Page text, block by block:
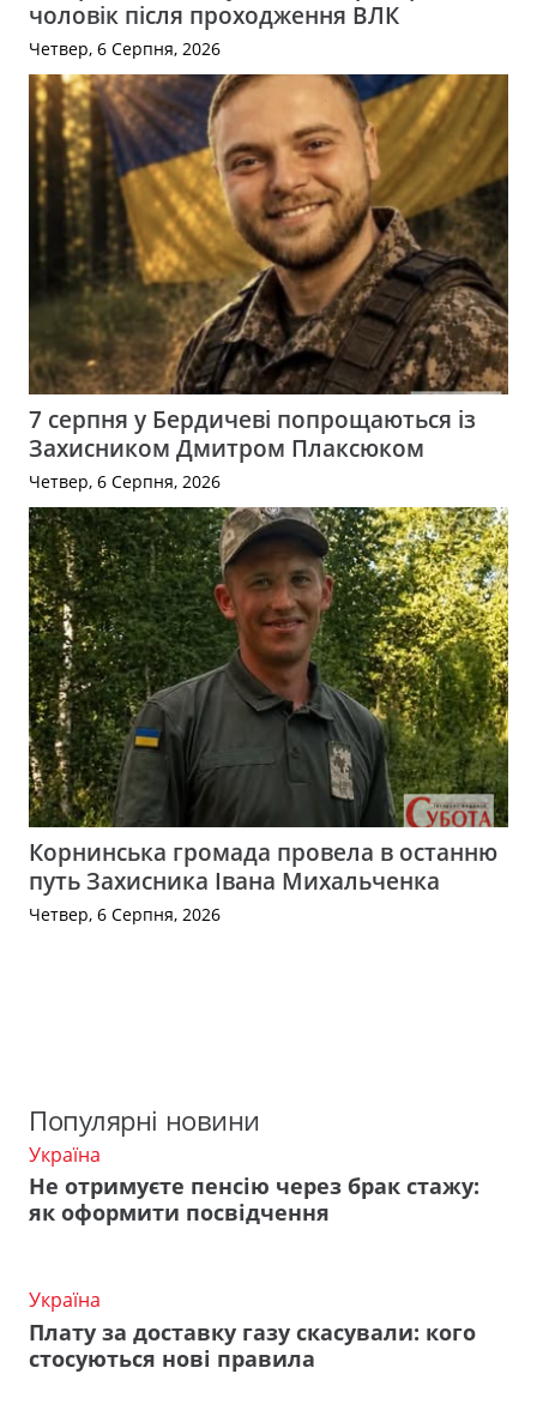
чоловік після проходження ВЛК
Четвер, 6 Серпня, 2026
7 серпня у Бердичеві попрощаються із
Захисником Дмитром Плаксюком
Четвер, 6 Серпня, 2026
Корнинська громада провела в останню
путь Захисника Івана Михальченка
Четвер, 6 Серпня, 2026
Популярні новини
Україна
Не отримуєте пенсію через брак стажу:
як оформити посвідчення
Україна
Плату за доставку газу скасували: кого
стосуються нові правила